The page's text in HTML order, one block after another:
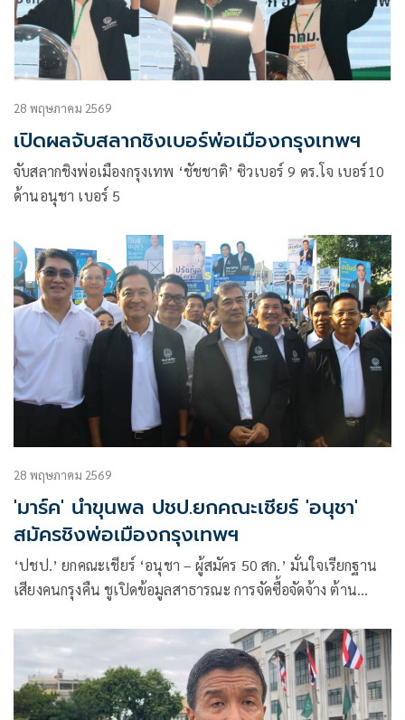
28 พฤษภาคม 2569
เปิดผลจับสลากชิงเบอร์พ่อเมืองกรุงเทพฯ
จับสลากชิงพ่อเมืองกรุงเทพ ‘ชัชชาติ’ ซิวเบอร์ 9 ดร.โจ เบอร์10
ด้านอนุชา เบอร์ 5
28 พฤษภาคม 2569
'มาร์ค' นำขุนพล ปชป.ยกคณะเชียร์ 'อนุชา'
สมัครชิงพ่อเมืองกรุงเทพฯ
‘ปชป.’ ยกคณะเชียร์ ‘อนุชา – ผู้สมัคร 50 สก.’ มั่นใจเรียกฐาน
เสียงคนกรุงคืน ชูเปิดข้อมูลสาธารณะ การจัดซื้อจัดจ้าง ต้าน